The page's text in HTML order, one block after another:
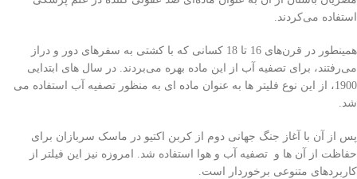
استفاده می‌کردند.
همینطور در قرن‌های 16 تا 18 کسانی که با کشتی به سفرهای دور و دراز
می‌رفتند، برای تصفیه آب از این ماده بهره می‌بردند. در سال های ابتدایی
1900، از این نوع فلیتر ها به عنوان ماده ای به منظور تصفیه آب استفاده می
شد.
پس از آن با آغاز جنگ جهانی دوم از کربن اکتیو در ماسک سربازان برای
حفاظت از آن ها و تصفیه آب و هوا استفاده شد. امروزه نیز این فیلتر از
کاربردهای متنوعی برخوردار است.